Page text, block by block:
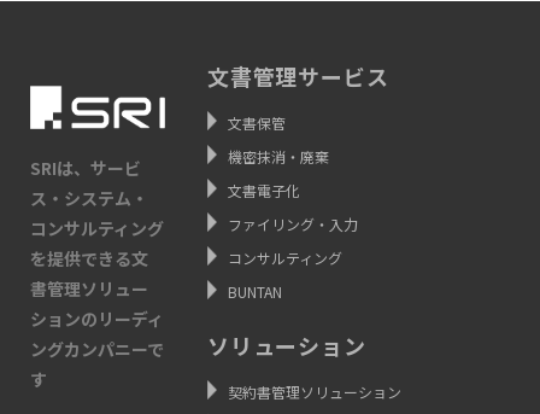
SRIは、サービ
ス・システム・
コンサルティング
を提供できる文
書管理ソリュー
ションのリーディ
ングカンパニーで
す
文書管理サービス
文書保管
機密抹消・廃棄
文書電子化
ファイリング・入力
コンサルティング
BUNTAN
ソリューション
契約書管理ソリューション